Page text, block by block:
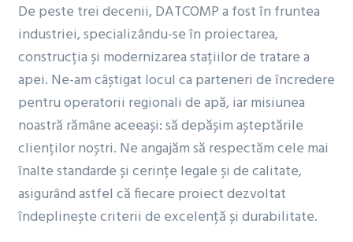
De peste trei decenii, DATCOMP a fost în fruntea
industriei, specializându-se în proiectarea,
construcția și modernizarea stațiilor de tratare a
apei. Ne-am câștigat locul ca parteneri de încredere
pentru operatorii regionali de apă, iar misiunea
noastră rămâne aceeași: să depășim așteptările
clienților noștri. Ne angajăm să respectăm cele mai
înalte standarde și cerințe legale și de calitate,
asigurând astfel că fiecare proiect dezvoltat
îndeplinește criterii de excelență și durabilitate.